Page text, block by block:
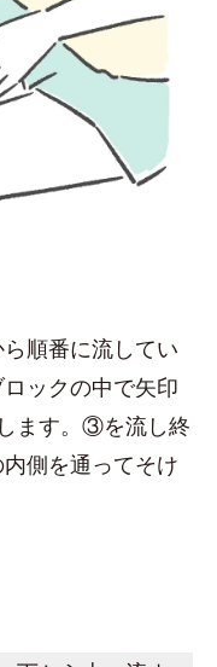
順番に流してい
ックの中で矢印
ます。③を流し終
側を通ってそけ